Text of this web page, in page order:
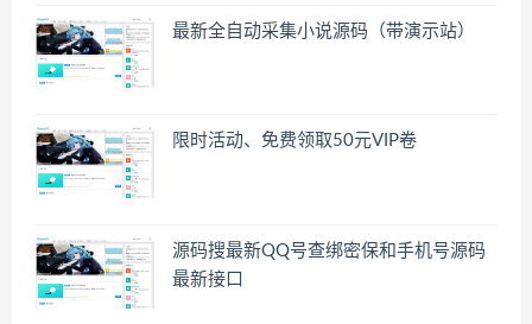
最新全自动采集小说源码（带演示站）
限时活动、免费领取50元VIP卷
源码搜最新QQ号查绑密保和手机号源码
最新接口